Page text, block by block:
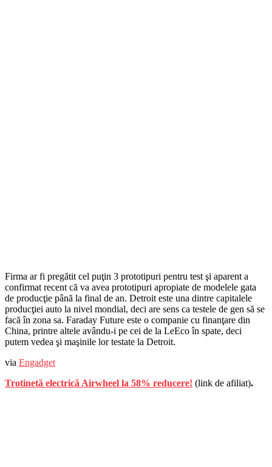
Firma ar fi pregătit cel puţin 3 prototipuri pentru test şi aparent a
confirmat recent că va avea prototipuri apropiate de modelele gata
de producţie până la final de an. Detroit este una dintre capitalele
producţiei auto la nivel mondial, deci are sens ca testele de gen să se
facă în zona sa. Faraday Future este o companie cu finanţare din
China, printre altele avându-i pe cei de la LeEco în spate, deci
putem vedea şi maşinile lor testate la Detroit.
via Engadget
Trotinetă electrică Airwheel la 58% reducere! (link de afiliat).